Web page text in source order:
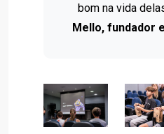
bom na vida
Mello, fundador